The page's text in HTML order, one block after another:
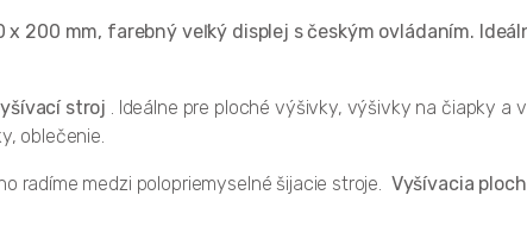
200 mm, farebný veľký displej s českým ovládaním.
stroj . Ideálne pre ploché výšivky, výšivky na čiapky a
oblečenie.
radíme medzi polopriemyselné šijacie stroje. Vyšívacia